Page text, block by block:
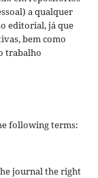
a qualquer
editorial, já que
bem como
trabalho
following terms:
journal the right